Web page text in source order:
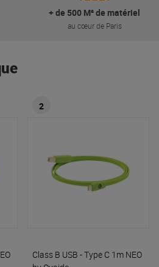
+ de 500 M² de matériel
au cœur de Paris
2
Class B USB - Type C 1m NEO